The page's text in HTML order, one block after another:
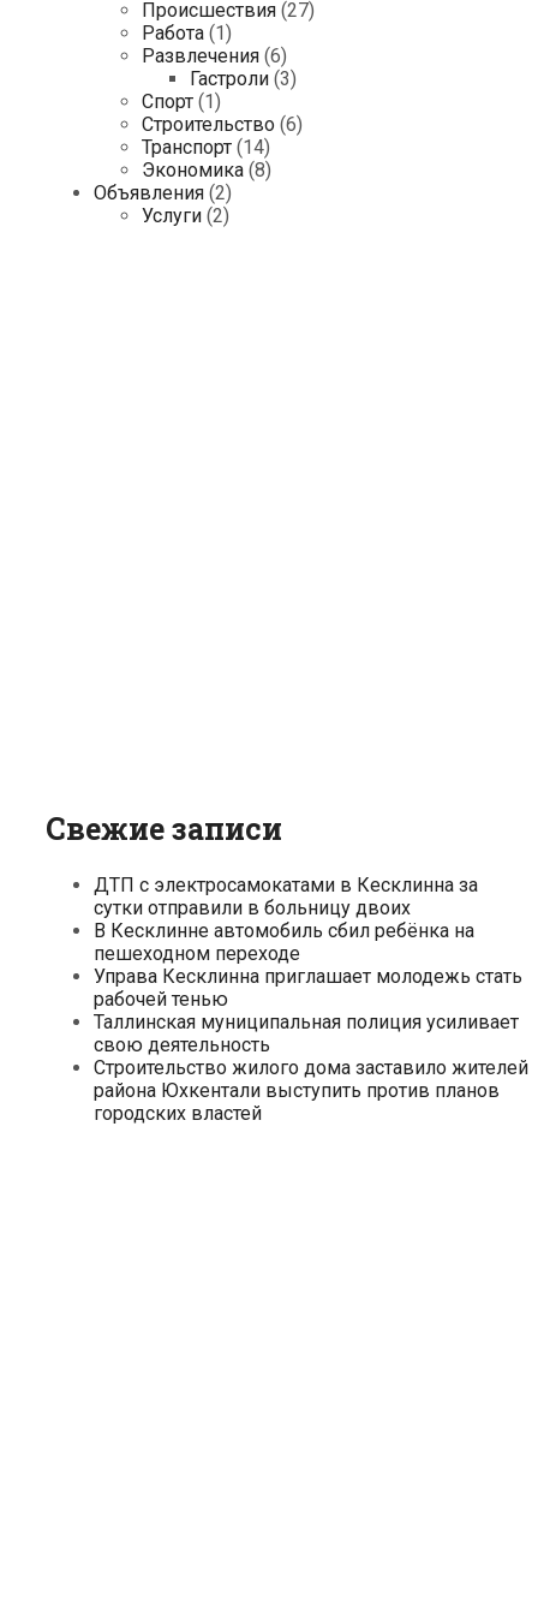
Происшествия (27)
Работа (1)
Развлечения (6)
Гастроли (3)
Спорт (1)
Строительство (6)
Транспорт (14)
Экономика (8)
Объявления (2)
Услуги (2)
Свежие записи
ДТП с электросамокатами в Кесклинна за
сутки отправили в больницу двоих
В Кесклинне автомобиль сбил ребёнка на
пешеходном переходе
Управа Кесклинна приглашает молодежь стать
рабочей тенью
Таллинская муниципальная полиция усиливает
свою деятельность
Строительство жилого дома заставило жителей
района Юхкентали выступить против планов
городских властей